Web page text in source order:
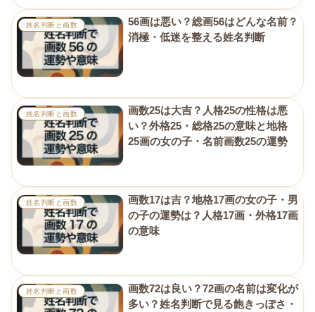
姓名判断と画数
56画は悪い？総画56はどんな名前？
消極・低迷を整える姓名判断
姓名判断と画数
画数25は大吉？人格25の性格は悪
い？外格25・総格25の意味と地格
25画の女の子・名前画数25の運勢
姓名判断と画数
画数17は吉？地格17画の女の子・男
の子の運勢は？人格17画・外格17画
の意味
姓名判断と画数
画数72は良い？72画の名前は変化が
多い？姓名判断で見る飽きっぽさ・